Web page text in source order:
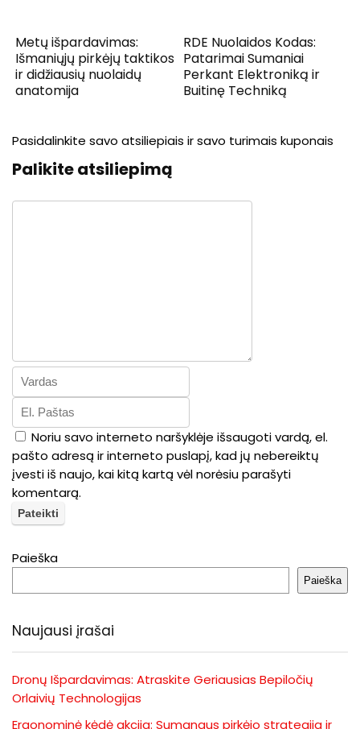
Metų išpardavimas:
Išmaniųjų pirkėjų taktikos
ir didžiausių nuolaidų
anatomija
RDE Nuolaidos Kodas:
Patarimai Sumaniai
Perkant Elektroniką ir
Buitinę Techniką
Pasidalinkite savo atsiliepiais ir savo turimais kuponais
Palikite atsiliepimą
Noriu savo interneto naršyklėje išsaugoti vardą, el.
pašto adresą ir interneto puslapį, kad jų nebereiktų
įvesti iš naujo, kai kitą kartą vėl norėsiu parašyti
komentarą.
Paieška
Paieška
Naujausi įrašai
Dronų Išpardavimas: Atraskite Geriausias Bepiločių
Orlaivių Technologijas
Ergonominė kėdė akcija: Sumanaus pirkėjo strategija ir